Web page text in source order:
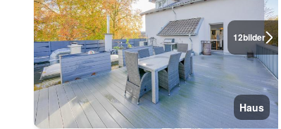
12bilder
Haus